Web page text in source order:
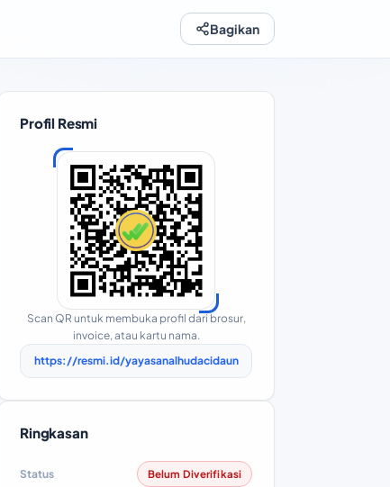
Bagikan
Profil Resmi
Scan QR untuk membuka profil dari brosur,
invoice, atau kartu nama.
https://resmi.id/yayasanalhudacidaun
Ringkasan
Status Belum Diverifikasi